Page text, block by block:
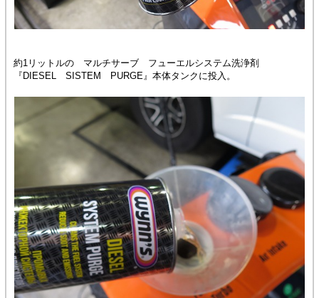
約1リットルの マルチサーブ フューエルシステム洗浄剤
『DIESEL SISTEM PURGE』本体タンクに投入。